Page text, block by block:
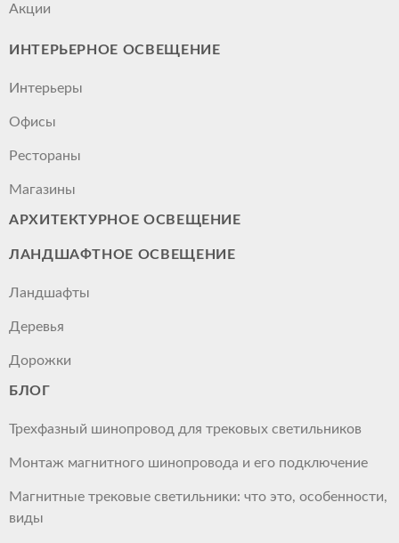
Акции
ИНТЕРЬЕРНОЕ ОСВЕЩЕНИЕ
Интерьеры
Офисы
Рестораны
Магазины
АРХИТЕКТУРНОЕ ОСВЕЩЕНИЕ
ЛАНДШАФТНОЕ ОСВЕЩЕНИЕ
Ландшафты
Деревья
Дорожки
БЛОГ
Трехфазный шинопровод для трековых светильников
Монтаж магнитного шинопровода и его подключение
Магнитные трековые светильники: что это, особенности,
виды